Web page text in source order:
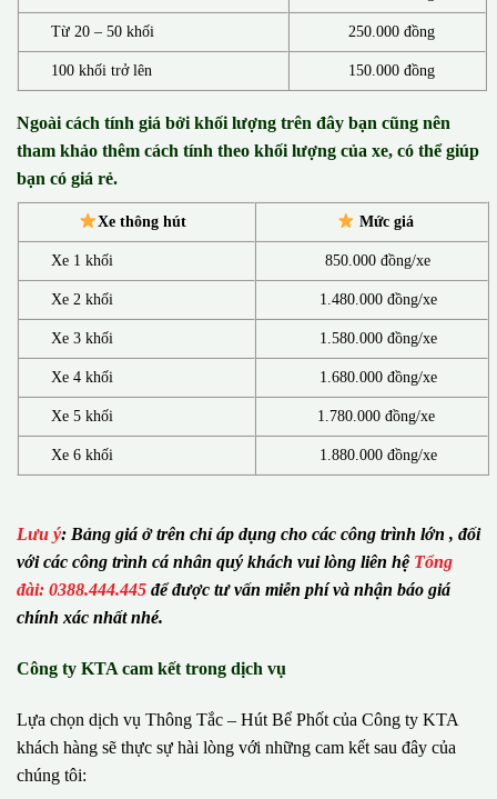
Từ 20 – 50 khối 250.000 đồng
100 khối trở lên 150.000 đồng
Ngoài cách tính giá bởi khối lượng trên đây bạn cũng nên
tham khảo thêm cách tính theo khối lượng của xe, có thể giúp
bạn có giá rẻ.
Xe thông hút Mức giá
Xe 1 khối 850.000 đồng/xe
Xe 2 khối 1.480.000 đồng/xe
Xe 3 khối 1.580.000 đồng/xe
Xe 4 khối 1.680.000 đồng/xe
Xe 5 khối 1.780.000 đồng/xe
Xe 6 khối 1.880.000 đồng/xe
Lưu ý: Bảng giá ở trên chỉ áp dụng cho các công trình lớn , đối
với các công trình cá nhân quý khách vui lòng liên hệ Tổng
đài: 0388.444.445 để được tư vấn miễn phí và nhận báo giá
chính xác nhất nhé.
Công ty KTA cam kết trong dịch vụ
Lựa chọn dịch vụ Thông Tắc – Hút Bể Phốt của Công ty KTA
khách hàng sẽ thực sự hài lòng với những cam kết sau đây của
chúng tôi: